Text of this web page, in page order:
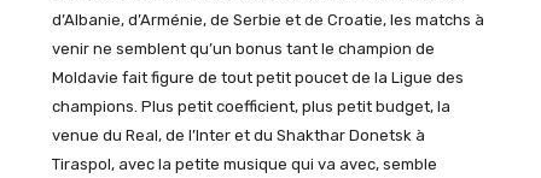
d’Albanie, d’Arménie, de Serbie et de Croatie, les matchs à
venir ne semblent qu’un bonus tant le champion de
Moldavie fait figure de tout petit poucet de la Ligue des
champions. Plus petit coefficient, plus petit budget, la
venue du Real, de l’Inter et du Shakthar Donetsk à
Tiraspol, avec la petite musique qui va avec, semble